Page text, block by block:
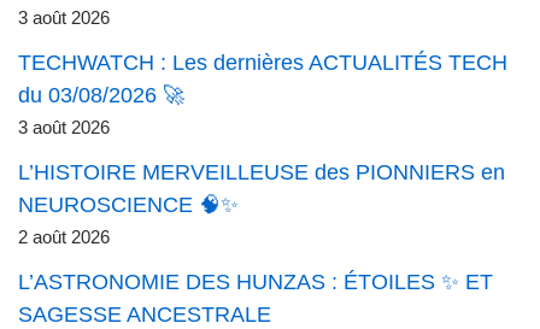
3 août 2026
TECHWATCH : Les dernières ACTUALITÉS TECH
du 03/08/2026 🚀
3 août 2026
L’HISTOIRE MERVEILLEUSE des PIONNIERS en
NEUROSCIENCE 🧠✨
2 août 2026
L’ASTRONOMIE DES HUNZAS : ÉTOILES ✨ ET
SAGESSE ANCESTRALE